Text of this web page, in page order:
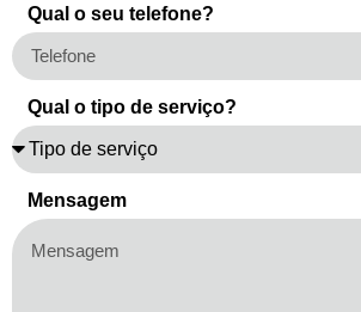
Qual o seu telefone?
Qual o tipo de serviço?
Mensagem